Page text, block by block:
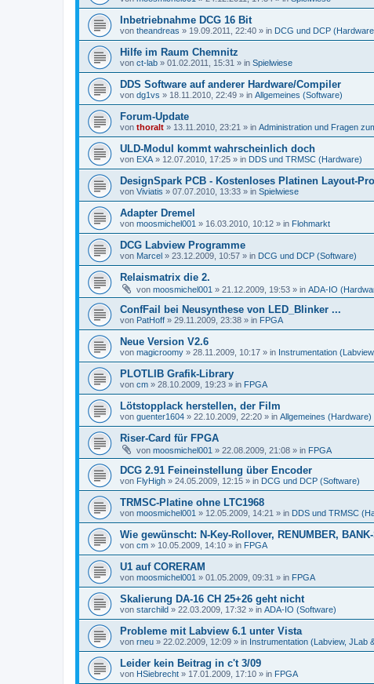
Inbetriebnahme DCG 16 Bit
von theandreas » 19.09.2011, 22:40 » in DCG und DCP
Hilfe im Raum Chemnitz
von ct-lab » 01.02.2011, 15:31 » in Spielwiese
DDS Software auf anderer Hardware/Compiler
von dg1vs » 18.11.2010, 22:49 » in Allgemeines (Software)
Forum-Update
von thoralt » 13.11.2010, 23:21 » in Administration und Fragen
ULD-Modul kommt wahrscheinlich doch
von EXA » 12.07.2010, 17:25 » in DDS und TRMSC (Hardware)
DesignSpark PCB - Kostenloses Platinen Layout-
von Viviatis » 07.07.2010, 13:33 » in Spielwiese
Adapter Dremel
von moosmichel001 » 16.03.2010, 10:12 » in Flohmarkt
DCG Labview Programme
von Marcel » 23.12.2009, 10:57 » in DCG und DCP (Software)
Relaismatrix die 2.
von moosmichel001 » 21.12.2009, 19:53 » in ADA-IO
ConfFail bei Neusynthese von LED_Blinker ...
von PatHoff » 29.11.2009, 23:38 » in FPGA
Neue Version V2.6
von magicroomy » 28.11.2009, 10:17 » in Instrumentation
PLOTLIB Grafik-Library
von cm » 28.10.2009, 19:23 » in FPGA
Lötstopplack herstellen, der Film
von guenter1604 » 22.10.2009, 22:20 » in Allgemeines (Hardware)
Riser-Card für FPGA
von moosmichel001 » 22.08.2009, 21:08 » in FPGA
DCG 2.91 Feineinstellung über Encoder
von FlyHigh » 24.05.2009, 12:15 » in DCG und DCP (Software)
TRMSC-Platine ohne LTC1968
von moosmichel001 » 12.05.2009, 14:21 » in DDS und TRMSC
Wie gewünscht: N-Key-Rollover, RENUMBER,
von cm » 10.05.2009, 14:10 » in FPGA
U1 auf CORERAM
von moosmichel001 » 01.05.2009, 09:31 » in FPGA
Skalierung DA-16 CH 25+26 geht nicht
von starchild » 22.03.2009, 17:32 » in ADA-IO (Software)
Probleme mit Labview 6.1 unter Vista
von rneu » 22.02.2009, 12:09 » in Instrumentation (Labview, JLab
Leider kein Beitrag in c't 3/09
von HSiebrecht » 17.01.2009, 17:10 » in FPGA